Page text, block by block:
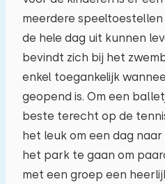
meerdere
de hele dag uit kunnen
bevindt zich bij het
enkel toegankelijk
geopend is. Om een
beste terecht op de
het leuk om een dag naar
het park te gaan om
met een groep een